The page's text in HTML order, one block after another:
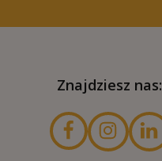
Znajdziesz nas: